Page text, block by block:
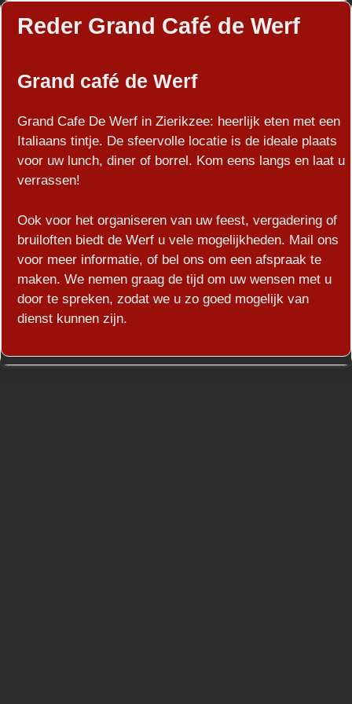
Reder Grand Café de Werf
Grand café de Werf
Grand Cafe De Werf in Zierikzee: heerlijk eten met een
Italiaans tintje. De sfeervolle locatie is de ideale plaats
voor uw lunch, diner of borrel. Kom eens langs en laat u
verrassen!
Ook voor het organiseren van uw feest, vergadering of
bruiloften biedt de Werf u vele mogelijkheden. Mail ons
voor meer informatie, of bel ons om een afspraak te
maken. We nemen graag de tijd om uw wensen met u
door te spreken, zodat we u zo goed mogelijk van
dienst kunnen zijn.